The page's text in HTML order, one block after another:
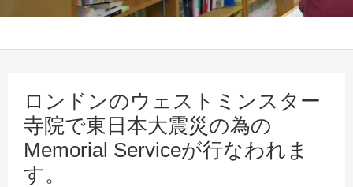
ロンドンのウェストミンスター
寺院で東日本大震災の為の
Memorial Serviceが行なわれま
す。